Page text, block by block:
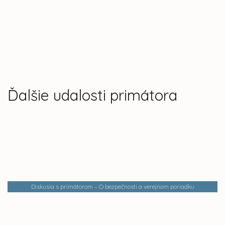
Ďalšie udalosti primátora
Diskusia s primátorom – O bezpečnosti a verejnom poriadku